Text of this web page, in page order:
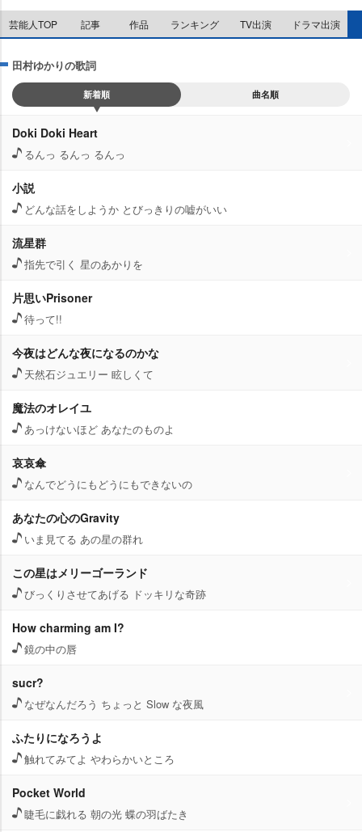
e
芸能人TOP 記事 作品 ランキング TV出演 ドラマ出演
田村ゆかりの歌詞
新着順 曲名順
Doki Doki Heart
るんっ るんっ るんっ
小説
どんな話をしようか とびっきりの嘘がいい
流星群
指先で引く 星のあかりを
片思いPrisoner
待って!!
今夜はどんな夜になるのかな
天然石ジュエリー 眩しくて
魔法のオレイユ
あっけないほど あなたのものよ
哀哀傘
なんでどうにもどうにもできないの
あなたの心のGravity
いま見てる あの星の群れ
この星はメリーゴーランド
びっくりさせてあげる ドッキリな奇跡
How charming am I?
鏡の中の唇
sucr?
なぜなんだろう ちょっと Slow な夜風
ふたりになろうよ
触れてみてよ やわらかいところ
Pocket World
睫毛に戯れる 朝の光 蝶の羽ばたき